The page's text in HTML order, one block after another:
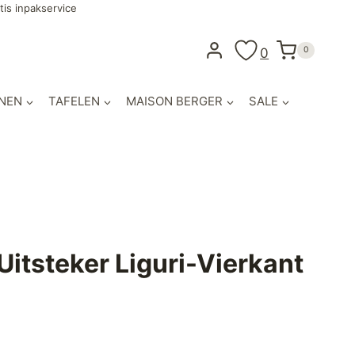
inpakservice
0 0
TAFELEN MAISON BERGER SALE
Liguri-Vierkant